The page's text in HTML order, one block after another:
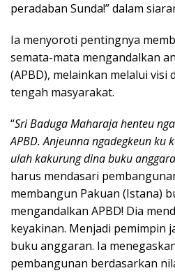
peradaban Sunda!” dalam
Ia menyoroti pentingnya
semata-mata mengandalkan
(APBD), melainkan melalui visi
tengah masyarakat.
“Sri Baduga Maharaja henteu
APBD. Anjeunna ngadegkeun ku
ulah kakurung dina buku
harus mendasari
membangun Pakuan (Istana)
mengandalkan APBD! Dia
keyakinan. Menjadi pemimpin
buku anggaran. Ia
pembangunan berdasarkan